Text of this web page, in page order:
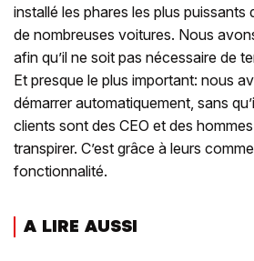
installé les phares les plus
de nombreuses voitures. Nous
afin qu’il ne soit pas nécessaire de
Et presque le plus important: nous
démarrer automatiquement, sans
clients sont des CEO et des
transpirer. C’est grâce à leurs
fonctionnalité.
A LIRE AUSSI